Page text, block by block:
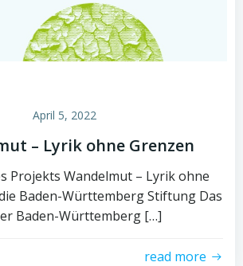
April 5, 2022
– Lyrik ohne Grenzen
Projekts Wandelmut – Lyrik ohne
Baden-Württemberg Stiftung Das
Baden-Württemberg […]
read more